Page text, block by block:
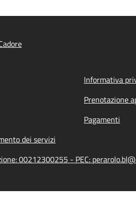
Informativa
Prenotazione
Pagamenti
dei servizi
00212300255 - PEC: